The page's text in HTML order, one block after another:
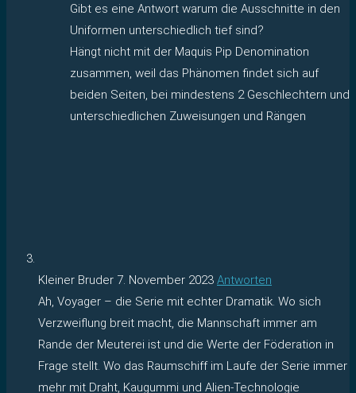
Gibt es eine Antwort warum die Ausschnitte in den
Uniformen unterschiedlich tief sind?
Hängt nicht mit der Maquis Pip Denomination
zusammen, weil das Phänomen findet sich auf
beiden Seiten, bei mindestens 2 Geschlechtern und
unterschiedlichen Zuweisungen und Rängen
Kleiner Bruder 7. November 2023 Antworten
Ah, Voyager – die Serie mit echter Dramatik. Wo sich
Verzweiflung breit macht, die Mannschaft immer am
Rande der Meuterei ist und die Werte der Föderation in
Frage stellt. Wo das Raumschiff im Laufe der Serie immer
mehr mit Draht, Kaugummi und Alien-Technologie